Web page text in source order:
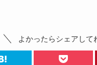
よかったらシェアして